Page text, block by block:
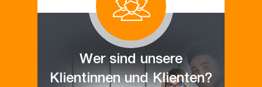
Wer sind unsere
Klientinnen und Klienten?